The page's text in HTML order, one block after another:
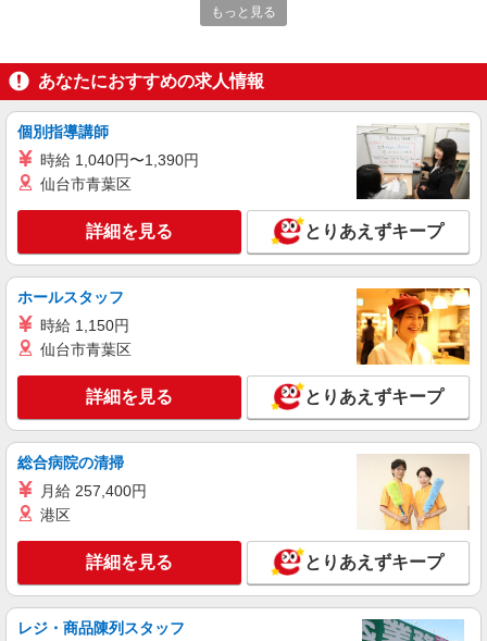
（規定あり） ゜+゜・。○。・゜+゜・。○。・゜
+゜ 入社祝い金10万円支給(規定有) お友達を紹介
い・週払い可能（規程有）★ ゜・。○。・゜
+゜・。○。・゜+゜
キープ
派遣社員 紹介予定派遣
株式会社シエロ
時給1300円〜 ※残業代支給 ★交通費別途支給
（規定あり） ゜+゜・。○。・゜+゜・。○。・゜
+゜ 入社祝い金10万円支給(規定有) お友達を紹介
頂くと, インセンティブ支給(規定有) ★月2回払
い・週払い可能（規程有）★ ゜・。○。・゜
兵庫県西宮市の商業施設
キープ 詳細を見る
派遣社員 紹介予定派遣
株式会社シエロ
【softbank】人気機種に詳しくなれる携帯販
売
時給1400円〜1700円（経験・能力による） ※
残業代支給 ★交通費別途支給（規定あり） ゜
+゜・。○。・゜+゜・。○。・゜+゜ 入社祝い金10
有）★ ゜・。○。・゜+゜・。○。・゜+゜
キープ 詳細を見る
もっと見る
あなたにおすすめの求人情報
個別指導講師
時給 1,040円〜1,390円
仙台市青葉区
詳細を見る とりあえずキープ
ホールスタッフ
時給 1,150円
仙台市青葉区
詳細を見る とりあえずキープ
総合病院の清掃
月給 257,400円
港区
詳細を見る とりあえずキープ
レジ・商品陳列スタッフ